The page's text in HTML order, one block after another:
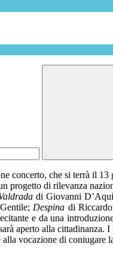
concerto, che si terrà il
progetto di rilevanza
di Giovanni
Despina di
e da una
aperto alla
vocazione di coniugare